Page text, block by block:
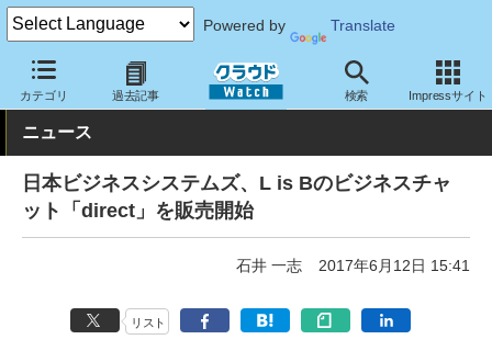
Powered by Translate
カテゴリ 過去記事 検索 Impressサイト
クラウド Watch トピック 協業・提携 国内
ニュース
日本ビジネスシステムズ、L is Bのビジネスチャ
ット「direct」を販売開始
石井 一志 2017年6月12日 15:41
リスト